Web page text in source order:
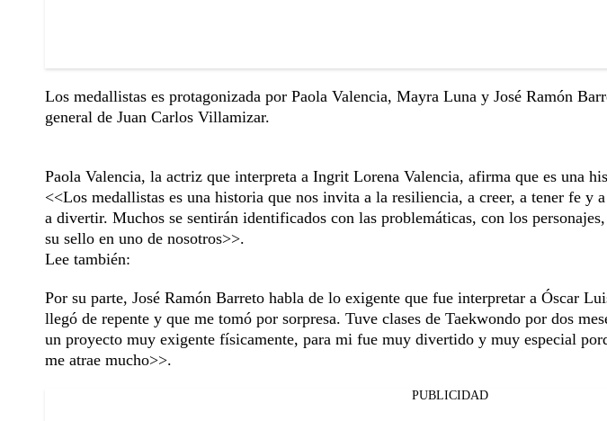
Los medallistas es protagonizada por Paola Valencia, Mayra Luna y José Ramón
general de Juan Carlos Villamizar.
Paola Valencia, la actriz que interpreta a Ingrit Lorena Valencia, afirma que es una
<<Los medallistas es una historia que nos invita a la resiliencia, a creer, a tener fe y
a divertir. Muchos se sentirán identificados con las problemáticas, con los
su sello en uno de nosotros>>.
Lee también:
Por su parte, José Ramón Barreto habla de lo exigente que fue interpretar a Óscar
llegó de repente y que me tomó por sorpresa. Tuve clases de Taekwondo por dos
un proyecto muy exigente físicamente, para mi fue muy divertido y muy especial
me atrae mucho>>.
PUBLICIDAD